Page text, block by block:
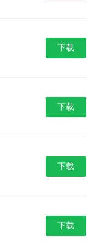
下载
下载
下载
下载